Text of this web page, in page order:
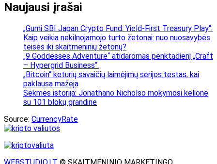
Naujausi įrašai
„Gumi SBI Japan Crypto Fund: Yield-First Treasury Play“.
Kaip veikia nekilnojamojo turto žetonai: nuo nuosavybės
teisės iki skaitmeninių žetonų?
„9 Goddesses Adventure“ atidaromas penktadienį „Craft
– Hypergrid Business“.
„Bitcoin“ keturių savaičių laimėjimų serijos testas, kai
paklausa mažėja
Sėkmės istorija: Jonathano Nicholso mokymosi kelionė
su 101 blokų grandine
Source: CurrencyRate